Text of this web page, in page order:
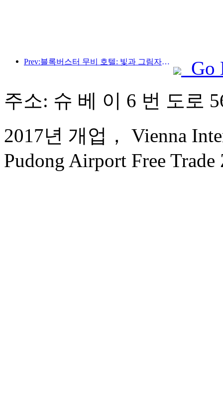
Prev:블록버스터 무비 호텔: 빛과 그림자의 여정에 푹 빠진 블록버스터 무비 호텔은 새로운 여행 경험을 정의합니다.
Go
주소: 슈 베 이 6 번 도로
2017년 개업， Vienna
Pudong Airport Free Trade